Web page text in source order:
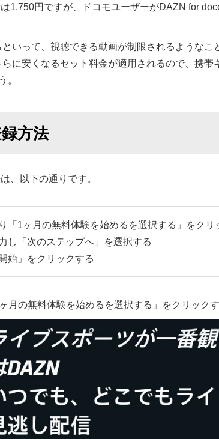
1,750円ですが、ドコモユーザーがDAZN for
いって、視聴できる動画が制限されるような
らに安くなるセット料金が適用されるので、携帯
。
方法
、以下の通りです。
「1ヶ月の無料体験を始めるを選択する」をクリ
し「次のステップへ」を選択する
始」をクリックする
月の無料体験を始めるを選択する」をクリック